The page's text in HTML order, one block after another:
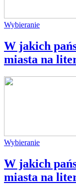
Wybieranie
W jakich
miasta na
Wybieranie
W jakich
miasta na